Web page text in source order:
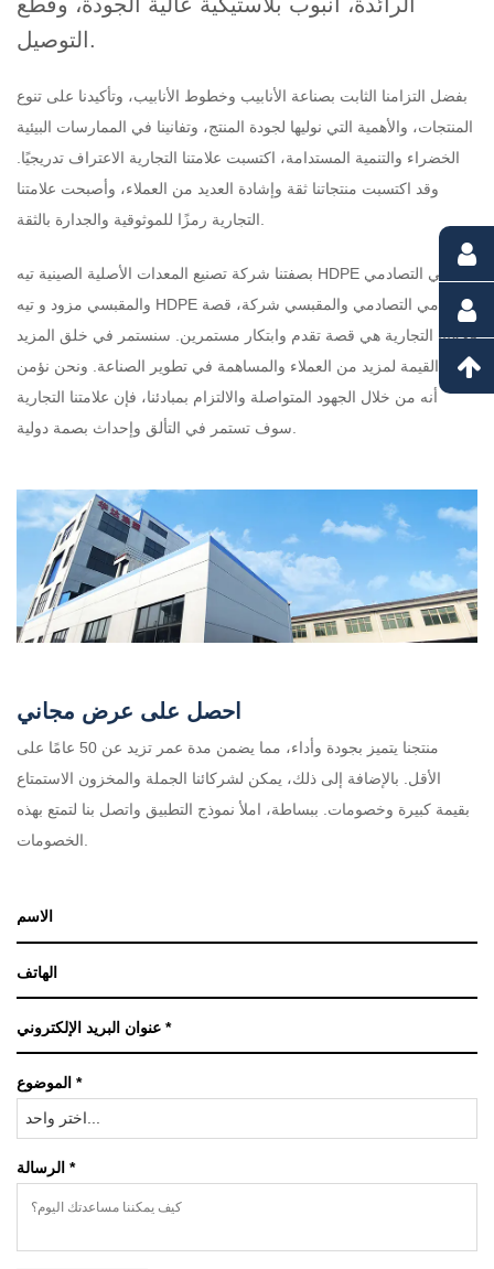
التوصيل.
بفضل التزامنا الثابت بصناعة الأنابيب وخطوط الأنابيب، وتأكيدنا على تنوع
المنتجات، والأهمية التي نوليها لجودة المنتج، وتفانينا في الممارسات البيئية
الخضراء والتنمية المستدامة، اكتسبت علامتنا التجارية الاعتراف تدريجيًا.
وقد اكتسبت منتجاتنا ثقة وإشادة العديد من العملاء، وأصبحت علامتنا
التجارية رمزًا للموثوقية والجدارة بالثقة.
بصفتنا شركة تصنيع المعدات الأصلية الصينية تيه HDPE للحامي التصادمي
والمقبسي مزود و تيه HDPE للحامي التصادمي والمقبسي شركة، قصة
علامتنا التجارية هي قصة تقدم وابتكار مستمرين. سنستمر في خلق المزيد
من القيمة لمزيد من العملاء والمساهمة في تطوير الصناعة. ونحن نؤمن
أنه من خلال الجهود المتواصلة والالتزام بمبادئنا، فإن علامتنا التجارية
سوف تستمر في التألق وإحداث بصمة دولية.
احصل على عرض مجاني
منتجنا يتميز بجودة وأداء، مما يضمن مدة عمر تزيد عن 50 عامًا على
الأقل. بالإضافة إلى ذلك، يمكن لشركائنا الجملة والمخزون الاستمتاع
بقيمة كبيرة وخصومات. ببساطة، املأ نموذج التطبيق واتصل بنا لتمتع بهذه
الخصومات.
الموضوع *
الرسالة *